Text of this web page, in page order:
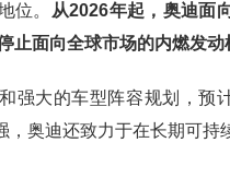
位。
从2026年起，奥迪面
止面向全球市场的内燃发动
强大的车型阵容规划，预
，奥迪还致力于在长期可持